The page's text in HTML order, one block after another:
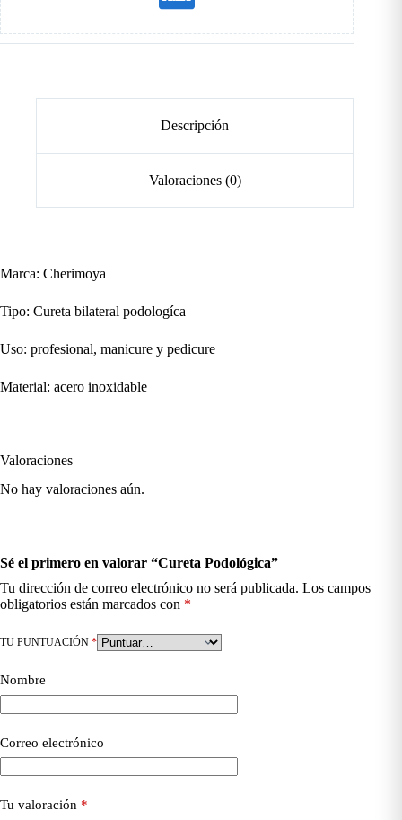
Descripción
Valoraciones (0)
Marca: Cherimoya
Tipo: Cureta bilateral podologíca
Uso: profesional, manicure y pedicure
Material: acero inoxidable
Valoraciones
No hay valoraciones aún.
Sé el primero en valorar “Cureta Podológica”
Tu dirección de correo electrónico no será publicada. Los campos
obligatorios están marcados con *
TU PUNTUACIÓN *
Nombre
Correo electrónico
Tu valoración *